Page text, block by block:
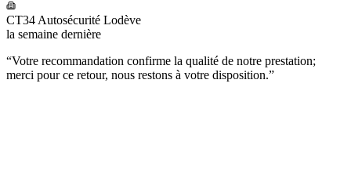
CT34 Autosécurité Lodève
la semaine dernière
“Votre recommandation confirme la qualité de notre prestation;
merci pour ce retour, nous restons à votre disposition.”